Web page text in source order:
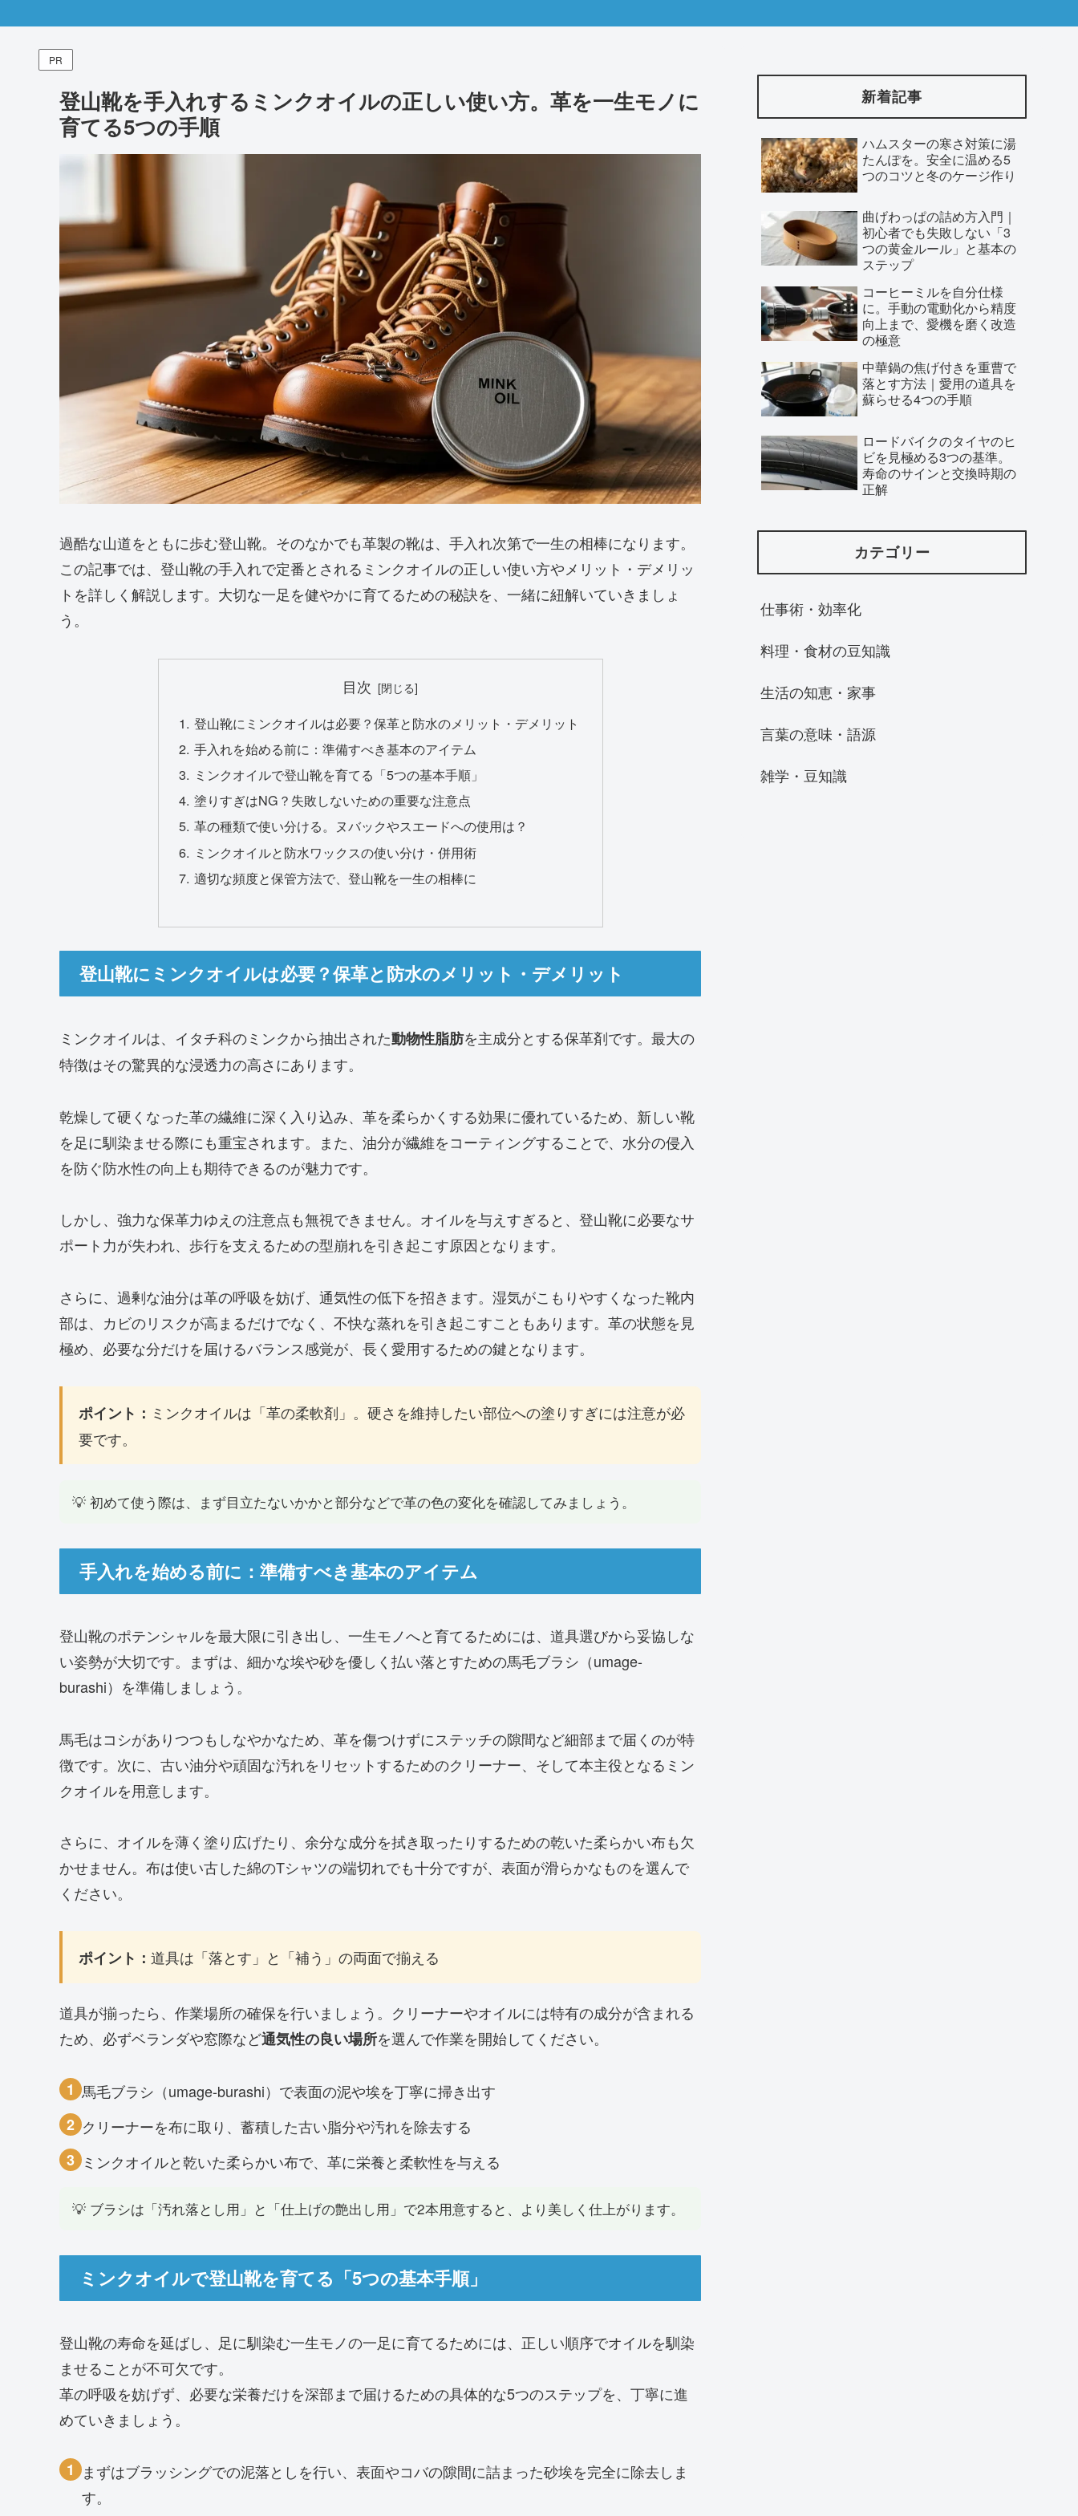
PR
登山靴を手入れするミンクオイルの正しい使い方。革を一生モノに
育てる5つの手順
過酷な山道をともに歩む登山靴。そのなかでも革製の靴は、手入れ次第で一生の相棒になります。
この記事では、登山靴の手入れで定番とされるミンクオイルの正しい使い方やメリット・デメリッ
トを詳しく解説します。大切な一足を健やかに育てるための秘訣を、一緒に紐解いていきましょ
う。
目次
登山靴にミンクオイルは必要？保革と防水のメリット・デメリット
手入れを始める前に：準備すべき基本のアイテム
ミンクオイルで登山靴を育てる「5つの基本手順」
塗りすぎはNG？失敗しないための重要な注意点
革の種類で使い分ける。ヌバックやスエードへの使用は？
ミンクオイルと防水ワックスの使い分け・併用術
適切な頻度と保管方法で、登山靴を一生の相棒に
登山靴にミンクオイルは必要？保革と防水のメリット・デメリット
ミンクオイルは、イタチ科のミンクから抽出された動物性脂肪を主成分とする保革剤です。最大の
特徴はその驚異的な浸透力の高さにあります。
乾燥して硬くなった革の繊維に深く入り込み、革を柔らかくする効果に優れているため、新しい靴
を足に馴染ませる際にも重宝されます。また、油分が繊維をコーティングすることで、水分の侵入
を防ぐ防水性の向上も期待できるのが魅力です。
しかし、強力な保革力ゆえの注意点も無視できません。オイルを与えすぎると、登山靴に必要なサ
ポート力が失われ、歩行を支えるための型崩れを引き起こす原因となります。
さらに、過剰な油分は革の呼吸を妨げ、通気性の低下を招きます。湿気がこもりやすくなった靴内
部は、カビのリスクが高まるだけでなく、不快な蒸れを引き起こすこともあります。革の状態を見
極め、必要な分だけを届けるバランス感覚が、長く愛用するための鍵となります。
ポイント： ミンクオイルは「革の柔軟剤」。硬さを維持したい部位への塗りすぎには注意が必
要です。
💡 初めて使う際は、まず目立たないかかと部分などで革の色の変化を確認してみましょう。
手入れを始める前に：準備すべき基本のアイテム
登山靴のポテンシャルを最大限に引き出し、一生モノへと育てるためには、道具選びから妥協しな
い姿勢が大切です。まずは、細かな埃や砂を優しく払い落とすための馬毛ブラシ（umage-
burashi）を準備しましょう。
馬毛はコシがありつつもしなやかなため、革を傷つけずにステッチの隙間など細部まで届くのが特
徴です。次に、古い油分や頑固な汚れをリセットするためのクリーナー、そして本主役となるミン
クオイルを用意します。
さらに、オイルを薄く塗り広げたり、余分な成分を拭き取ったりするための乾いた柔らかい布も欠
かせません。布は使い古した綿のTシャツの端切れでも十分ですが、表面が滑らかなものを選んで
ください。
ポイント： 道具は「落とす」と「補う」の両面で揃える
道具が揃ったら、作業場所の確保を行いましょう。クリーナーやオイルには特有の成分が含まれる
ため、必ずベランダや窓際など通気性の良い場所を選んで作業を開始してください。
1 馬毛ブラシ（umage-burashi）で表面の泥や埃を丁寧に掃き出す
2 クリーナーを布に取り、蓄積した古い脂分や汚れを除去する
3 ミンクオイルと乾いた柔らかい布で、革に栄養と柔軟性を与える
💡 ブラシは「汚れ落とし用」と「仕上げの艶出し用」で2本用意すると、より美しく仕上がります。
ミンクオイルで登山靴を育てる「5つの基本手順」
登山靴の寿命を延ばし、足に馴染む一生モノの一足に育てるためには、正しい順序でオイルを馴染
ませることが不可欠です。
革の呼吸を妨げず、必要な栄養だけを深部まで届けるための具体的な5つのステップを、丁寧に進
めていきましょう。
1
まずはブラッシングでの泥落としを行い、表面やコバの隙間に詰まった砂埃を完全に除去しま
す。
新着記事
ハムスターの寒さ対策に湯
たんぽを。安全に温める5
つのコツと冬のケージ作り
曲げわっぱの詰め方入門｜
初心者でも失敗しない「3
つの黄金ルール」と基本の
ステップ
コーヒーミルを自分仕様
に。手動の電動化から精度
向上まで、愛機を磨く改造
の極意
中華鍋の焦げ付きを重曹で
落とす方法｜愛用の道具を
蘇らせる4つの手順
ロードバイクのタイヤのヒ
ビを見極める3つの基準。
寿命のサインと交換時期の
正解
カテゴリー
仕事術・効率化
料理・食材の豆知識
生活の知恵・家事
言葉の意味・語源
雑学・豆知識